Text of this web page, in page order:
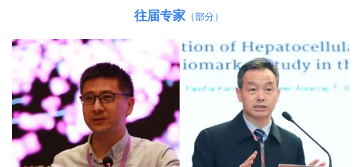
往届专家 （部分）